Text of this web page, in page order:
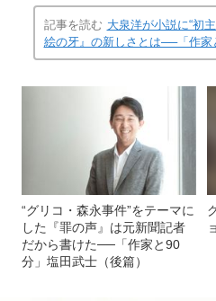
記事を読む 大泉洋が小説に“初
絵の牙』の新しさとは──「作家
“グリコ・森永事件”をテーマに
した『罪の声』は元新聞記者
だから書けた──「作家と90
分」塩田武士（後篇）